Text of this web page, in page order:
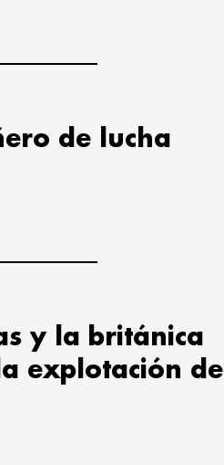
de lucha
y la británica
explotación del